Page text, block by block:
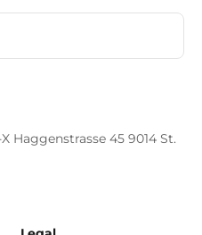
Haggenstrasse 45 9014 St.